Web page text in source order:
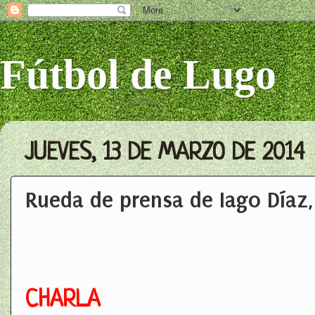
Fútbol de Lugo
JUEVES, 13 DE MARZO DE 2014
Rueda de prensa de Iago
CHARLA